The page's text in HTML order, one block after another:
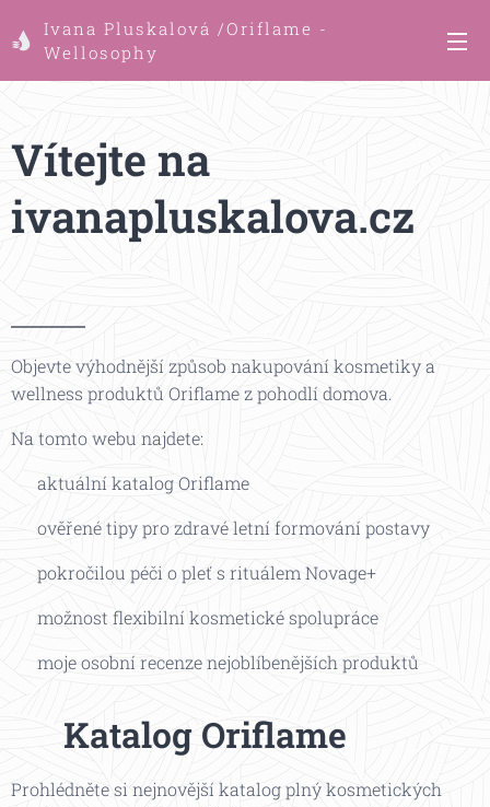
Ivana Pluskalová /Oriflame -
Wellosophy
Vítejte na
ivanapluskalova.cz
Objevte výhodnější způsob nakupování kosmetiky a
wellness produktů Oriflame z pohodlí domova.
Na tomto webu najdete:
✔ aktuální katalog Oriflame
✔ ověřené tipy pro zdravé letní formování postavy
✔ pokročilou péči o pleť s rituálem Novage+
✔ možnost flexibilní kosmetické spolupráce
✔ moje osobní recenze nejoblíbenějších produktů
Katalog Oriflame
Prohlédněte si nejnovější katalog plný kosmetických